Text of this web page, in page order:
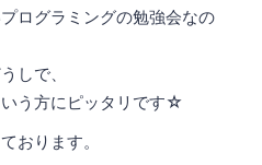
ログラミングの勉強会なの
しで、
う方にピッタリです☆
おります。